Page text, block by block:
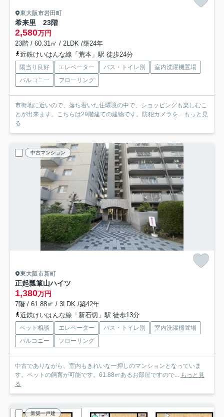
東大阪市岩田町
希来里 23階
2,580万円
23階 / 60.31㎡ / 2LDK /築24年
近鉄けいはんな線「荒本」駅 徒歩24分
陽当り良好 エレベーター バス・トイレ別
室内洗濯機置場
バルコニー
フローリング
市街地に近いので、落ち着いた住環境の中で、ショッピングも楽しむこ
とが出来ます。こちらは29階建ての建物です。防犯カメラを... もっと見
る
中古マンション
東大阪市新町
正起瓢箪山ハイツ
1,380万円
7階 / 61.88㎡ / 3LDK /築42年
近鉄けいはんな線「新石切」駅 徒歩13分
ペット相談 エレベーター バス・トイレ別
室内洗濯機置場
バルコニー
フローリング
中古でありながら、室内もきれいな一押しのマンションとなっていま
す。ペットの飼育が可能です。61.88㎡あるお部屋ですので... もっと見
る
新築一戸建